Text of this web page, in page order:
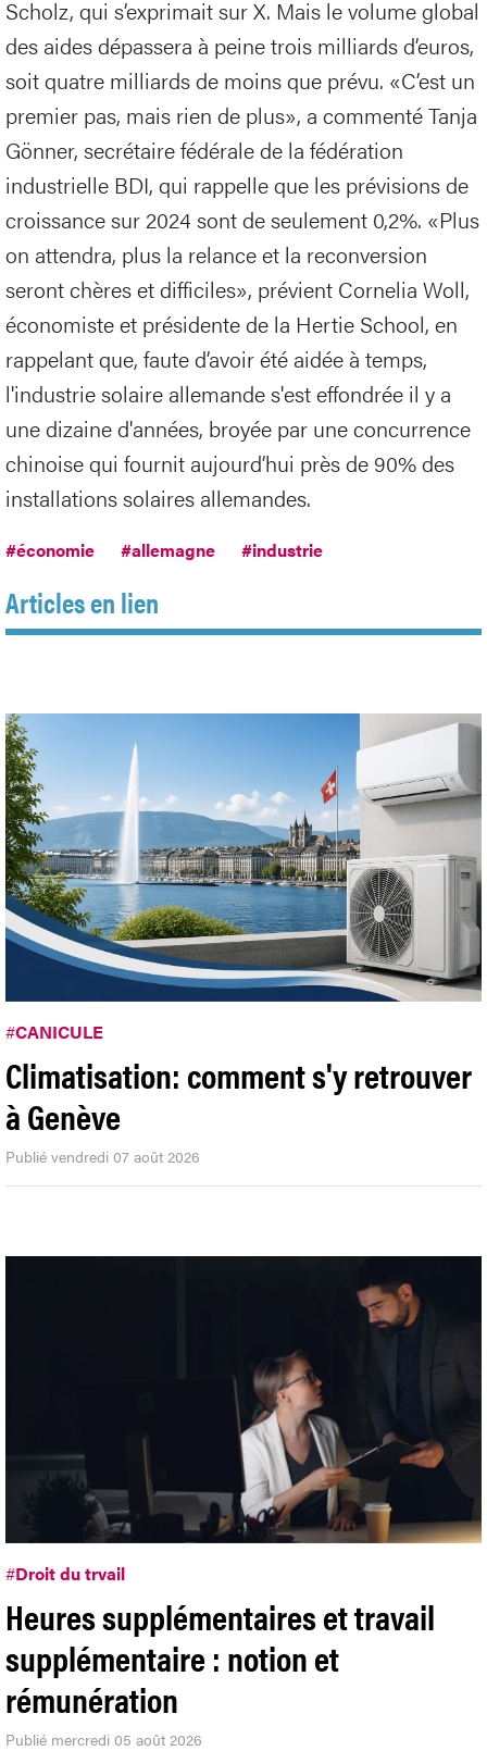
Scholz, qui s’exprimait sur X. Mais le volume global
des aides dépassera à peine trois milliards d’euros,
soit quatre milliards de moins que prévu. «C’est un
premier pas, mais rien de plus», a commenté Tanja
Gönner, secrétaire fédérale de la fédération
industrielle BDI, qui rappelle que les prévisions de
croissance sur 2024 sont de seulement 0,2%. «Plus
on attendra, plus la relance et la reconversion
seront chères et difficiles», prévient Cornelia Woll,
économiste et présidente de la Hertie School, en
rappelant que, faute d’avoir été aidée à temps,
l'industrie solaire allemande s'est effondrée il y a
une dizaine d'années, broyée par une concurrence
chinoise qui fournit aujourd’hui près de 90% des
installations solaires allemandes.
#économie #allemagne #industrie
Articles en lien
#CANICULE
Climatisation: comment s'y retrouver
à Genève
Publié vendredi 07 août 2026
#Droit du trvail
Heures supplémentaires et travail
supplémentaire : notion et
rémunération
Publié mercredi 05 août 2026